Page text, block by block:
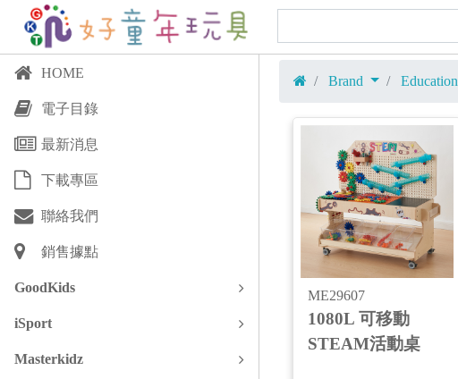
HOME
電子目錄
最新消息
下載專區
聯絡我們
銷售據點
GoodKids
iSport
Masterkidz
Brand Education
ME29607
1080L 可移動
STEAM活動桌